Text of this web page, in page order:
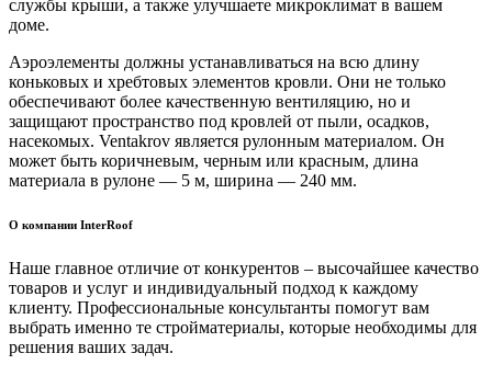
службы крыши, а также улучшаете микроклимат в вашем
доме.
Аэроэлементы должны устанавливаться на всю длину
коньковых и хребтовых элементов кровли. Они не только
обеспечивают более качественную вентиляцию, но и
защищают пространство под кровлей от пыли, осадков,
насекомых. Ventakrov является рулонным материалом. Он
может быть коричневым, черным или красным, длина
материала в рулоне — 5 м, ширина — 240 мм.
О компании InterRoof
Наше главное отличие от конкурентов – высочайшее качество
товаров и услуг и индивидуальный подход к каждому
клиенту. Профессиональные консультанты помогут вам
выбрать именно те стройматериалы, которые необходимы для
решения ваших задач.